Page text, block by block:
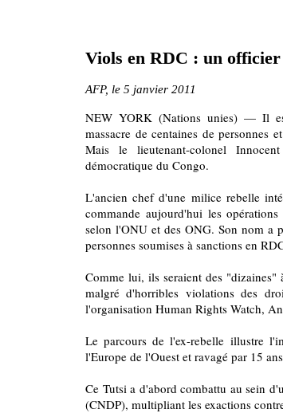
Viols en RDC : un
AFP, le 5 janvier 2011
NEW YORK (Nations unies) — Il
massacre de centaines de personnes
Mais le lieutenant-colonel
démocratique du Congo.
L'ancien chef d'une milice rebelle
commande aujourd'hui les
selon l'ONU et des ONG. Son nom a
personnes soumises à sanctions en
Comme lui, ils seraient des "dizaines"
malgré d'horribles violations des
l'organisation Human Rights Watch,
Le parcours de l'ex-rebelle illustre
l'Europe de l'Ouest et ravagé par 15
Ce Tutsi a d'abord combattu au sein
(CNDP), multipliant les exactions